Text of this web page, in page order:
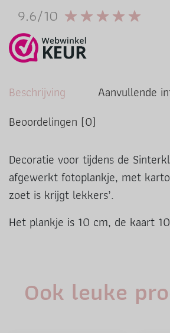
9.6/10
Beschrijving
Aanvullende
Beoordelingen (0)
Decoratie voor tijdens de
afgewerkt fotoplankje, met
zoet is krijgt lekkers’.
Het plankje is 10 cm, de kaart
Ook leuke